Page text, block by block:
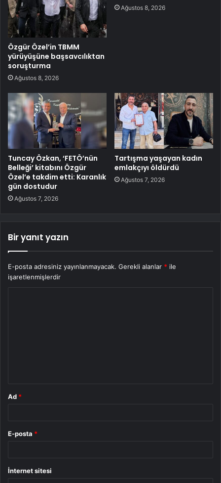
Özgür Özel’in TBMM
yürüyüşüne başsavcılıktan
soruşturma
Ağustos 8, 2026
Ağustos 8, 2026
Tuncay Özkan, ‘FETÖ’nün
Belleği’ kitabını Özgür
Özel’e takdim etti: Karanlık
gün dostudur
Ağustos 7, 2026
Tartışma yaşayan kadın
emlakçıyı öldürdü
Ağustos 7, 2026
Bir yanıt yazın
E-posta adresiniz yayınlanmayacak. Gerekli alanlar * ile
işaretlenmişlerdir
Ad *
E-posta *
İnternet sitesi